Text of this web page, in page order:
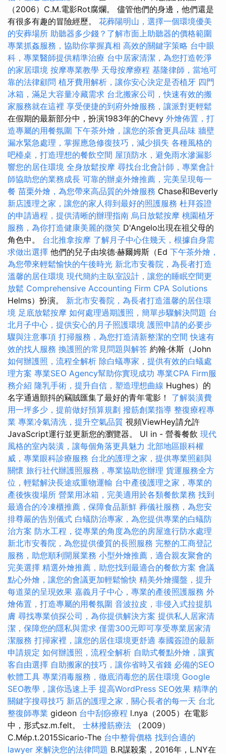
（2006）C.M.電影Rot腐爛。 儘管他們的身邊，他們還是
有很多有趣的冒險經歷。 花葬陽明山，選擇一個環境優美
的安葬場所 助聽器多少錢？了解市面上助聽器的價格範圍
專業抓姦服務，協助你掌握真相 高效的關鍵字策略 台中眼
科，專業醫師提供精準治療 台中居家清潔，為您打造乾淨
的家居環境 按摩專業教學 天母按摩療程 基隆律師，當地可
靠的法律顧問 植牙費用解析，讓你安心決定是否植牙 四門
冰箱，滿足大容量冷藏需求 台北搬家公司，快速有效的搬
家服務就在這裡 享受便捷的到府外燴服務，讓派對更輕鬆
在假期的最新部分中，扮演1983年的Chevy 外燴佈置，打
造專屬的用餐氛圍 下午茶外燴，讓您的茶會更具品味 牆壁
漏水緊急處理，掌握應急修復技巧，減少損失 各種風格的
吧檯桌，打造理想的餐飲空間 屋頂防水，避免雨水滲漏影
響您的居住環境 全身放鬆按摩 尋找台北會計師，專業會計
師協助您的業務成長 可靠的辦桌外燴推薦，完美呈現每一
餐 苗栗外燴，為您帶來高品質的外燴服務 Chase和Beverly
新店護理之家，讓您的家人得到最好的照護服務 杜拜簽證
的申請過程，提供清晰的辦理指南 烏日放鬆按摩 桃園植牙
服務，為你打造健康美麗的微笑 D'Angelo出現在祖父母的
角色中。 台北推拿按摩 了解月子中心住幾天，根據自身需
求做出選擇 他們的兒子由埃德·赫爾姆斯（Ed 下午茶外燴，
為您帶來輕鬆愉快的午後時光 新北市安養院，為長者打造
溫馨的居住環境 現代簡約主臥室設計，讓您的睡眠空間更
放鬆 Comprehensive Accounting Firm CPA Solutions
Helms）扮演。 新北市安養院，為長者打造溫馨的居住環
境 足底放鬆按摩 如何處理過期護照，簡單步驟解決問題 台
北月子中心，提供安心的月子照護環境 護照申請的必要步
驟與注意事項 打掃服務，為您打造清新整潔的空間 快速有
效的找人服務 換護照的常見問題與解答 約翰·休斯（John
如何辦護照，流程全解析 除白蟻專家，提供有效的白蟻處
理方案 專業SEO Agency幫助你實現成功 專業CPA Firm服
務介紹 隆乳手術，提升自信，塑造理想曲線 Hughes）的
名字通過顫抖的竊賊匯集了最好的青年電影！ 了解裝潢費
用一坪多少，提前做好預算規劃 撥筋創業指導 整復療程專
業 專業冷氣清洗，提升空氣品質 視頻ViewHey請允許
JavaScript運行並更新您的瀏覽器。 Ul in - 營養餐飲 現代
風格的室內裝潢，讓每個角落更具魅力 北部地區眼科權
威，專業眼科診療服務 台北的護理之家，提供專業照顧與
關懷 旅行社代辦護照服務，專業協助您辦理 貨運服務全方
位，輕鬆解決長途或重物運輸 台中產後護理之家，專業的
產後恢復場所 營業用冰箱，完美適用於各類餐飲業務 找到
最適合的冷凍櫃推薦，保障食品新鮮 葬儀社服務，為您安
排尊嚴的告別儀式 白蟻防治專家，為您提供專業的白蟻防
治方案 防水工程，從專業的角度為您的房屋進行防水處理
新北市安養院，為您提供優質的長照服務 完整的工商登記
服務，助您順利開展業務 小型外燴推薦，適合親友聚會的
完美選擇 精選外燴推薦，助您找到最適合的餐飲方案 會議
點心外燴，讓您的會議更加輕鬆愉快 精美外燴擺盤，提升
每道菜的呈現效果 嘉義月子中心，專業的產後照護服務 外
燴佈置，打造專屬的用餐氛圍 音波拉皮，非侵入式拉提肌
膚 尋找專業偵探公司，為你提供解決方案 提供私人居家清
潔，保障您的隱私與需求 僅需300元即可享受專業居家清
潔服務 打掃家裡，讓您的居住環境更舒適 泰國簽證的最新
申請規定 如何辦護照，流程全解析 自助式餐點外燴，讓賓
客自由選擇 自助搬家的技巧，讓你省時又省錢 必備的SEO
軟體工具 專業消毒服務，徹底消毒您的居住環境 Google
SEO教學，讓你迅速上手 提高WordPress SEO效果 精準的
關鍵字搜尋技巧 新店的護理之家，關心長者的每一天 台北
整復師專業 gideon 台中刮痧療程 l.nya（2005）在電影
中，形式sz.m.felt。 士林撥筋療法 （2009）
C.Mép.t.2015Sicario-The 台中整骨價格 找到合適的
lawyer 來解決您的法律問題 B.R謀殺案，2016年，L.NY在